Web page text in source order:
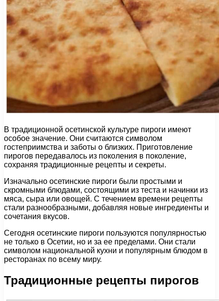
В традиционной осетинской культуре пироги имеют
особое значение. Они считаются символом
гостеприимства и заботы о близких. Приготовление
пирогов передавалось из поколения в поколение,
сохраняя традиционные рецепты и секреты.
Изначально осетинские пироги были простыми и
скромными блюдами, состоящими из теста и начинки из
мяса, сыра или овощей. С течением времени рецепты
стали разнообразными, добавляя новые ингредиенты и
сочетания вкусов.
Сегодня осетинские пироги пользуются популярностью
не только в Осетии, но и за ее пределами. Они стали
символом национальной кухни и популярным блюдом в
ресторанах по всему миру.
Традиционные рецепты пирогов